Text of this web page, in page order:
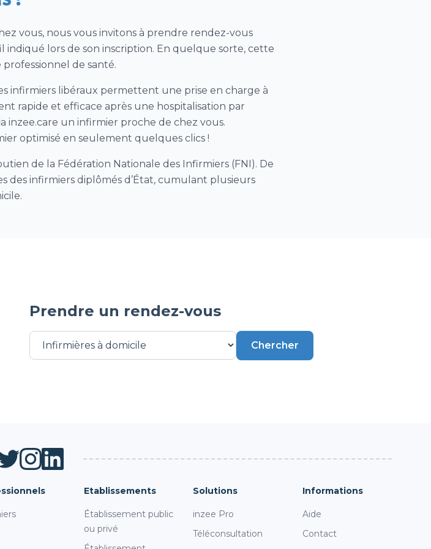
vous, nous vous invitons à prendre rendez-vous
indiqué lors de son inscription. En quelque sorte, cette
de santé.
infirmiers libéraux permettent une prise en charge à
rapide et efficace après une hospitalisation par
inzee.care un infirmier proche de chez vous.
optimisé en seulement quelques clics !
de la Fédération Nationale des Infirmiers (FNI). De
des infirmiers diplômés d’État, cumulant plusieurs
Prendre un rendez-vous
Chercher
Etablissements
Établissement public
ou privé
Solutions
inzee Pro
Téléconsultation
Informations
Aide
Contact